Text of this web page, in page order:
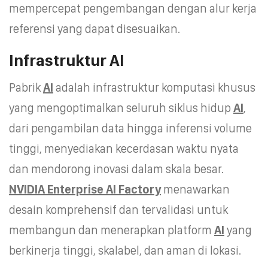
mempercepat pengembangan dengan alur kerja
referensi yang dapat disesuaikan.
Infrastruktur AI
PabrikAI adalah infrastruktur komputasi khusus
yang mengoptimalkan seluruh siklus hidup AI,
dari pengambilan data hingga inferensi volume
tinggi, menyediakan kecerdasan waktu nyata
dan mendorong inovasi dalam skala besar.
NVIDIA Enterprise AI Factorymenawarkan
desain komprehensif dan tervalidasi untuk
membangun dan menerapkan platform AI yang
berkinerja tinggi, skalabel, dan aman di lokasi.